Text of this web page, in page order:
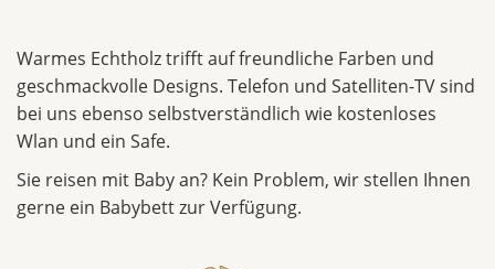
Warmes Echtholz trifft auf freundliche Farben und
geschmackvolle Designs. Telefon und Satelliten-TV sind
bei uns ebenso selbstverständlich wie kostenloses
Wlan und ein Safe.
Sie reisen mit Baby an? Kein Problem, wir stellen Ihnen
gerne ein Babybett zur Verfügung.